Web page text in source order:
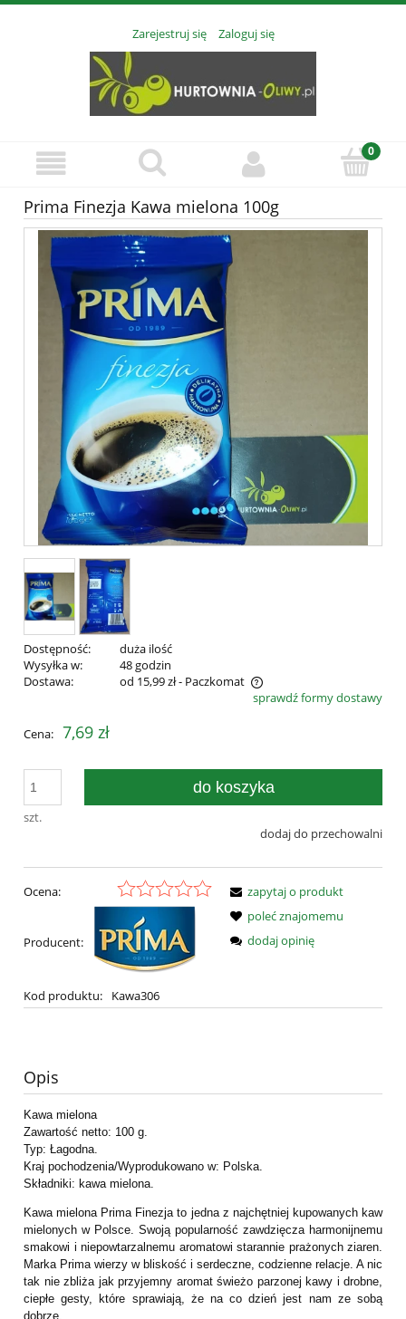
Zarejestruj się Zaloguj się
Prima Finezja Kawa mielona 100g
Dostępność:
duża ilość
Wysyłka w:
48 godzin
Dostawa:
od 15,99 zł- Paczkomat
Cena nie zawiera ewentualnych kosztów płatnościsprawdź formy dostawy
Cena: 7,69 zł
szt.
do koszyka
dodaj do przechowalni
Ocena:
Producent:
Kod produktu: Kawa306
zapytaj o produkt
poleć znajomemu
dodaj opinię
Opis
Kawa mielona
Zawartość netto: 100 g.
Typ: Łagodna.
Kraj pochodzenia/Wyprodukowano w: Polska.
Składniki: kawa mielona.
Kawa mielona Prima Finezja to jedna z najchętniej kupowanych kaw
mielonych w Polsce. Swoją popularność zawdzięcza harmonijnemu
smakowi i niepowtarzalnemu aromatowi starannie prażonych ziaren.
Marka Prima wierzy w bliskość i serdeczne, codzienne relacje. A nic
tak nie zbliża jak przyjemny aromat świeżo parzonej kawy i drobne,
ciepłe gesty, które sprawiają, że na co dzień jest nam ze sobą
dobrze.